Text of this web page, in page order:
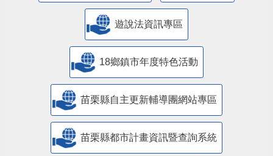
遊說法資訊專區
18鄉鎮市年度特色活動
苗栗縣自主更新輔導團網站專區
苗栗縣都市計畫資訊暨查詢系統